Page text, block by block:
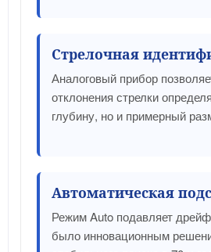
Стрелочная
Аналоговый прибор
отклонения стрелки
глубину, но и примерный
Автоматическая
Режим Auto подавляет дрейф
было инновационным